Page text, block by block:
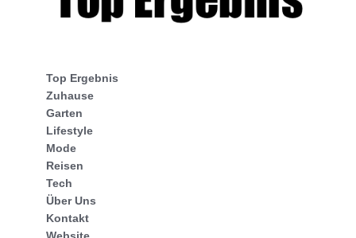
Top Ergebnis
Zuhause
Garten
Lifestyle
Mode
Reisen
Tech
Über Uns
Kontakt